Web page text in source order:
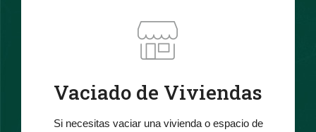
Vaciado de Viviendas
Si necesitas vaciar una vivienda o espacio de